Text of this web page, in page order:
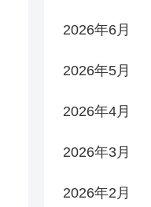
2026年6月
2026年5月
2026年4月
2026年3月
2026年2月